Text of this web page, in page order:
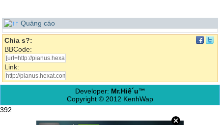
Quảng cáo
Chia s?:
BBCode:
Link:
Developer: Mr.Hiê´u™
Copyright © 2012 KenhWap
392